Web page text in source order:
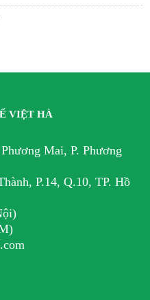
VIỆT HÀ
Mai, P. Phương
P.14, Q.10, TP. Hồ
(Hà Nội)